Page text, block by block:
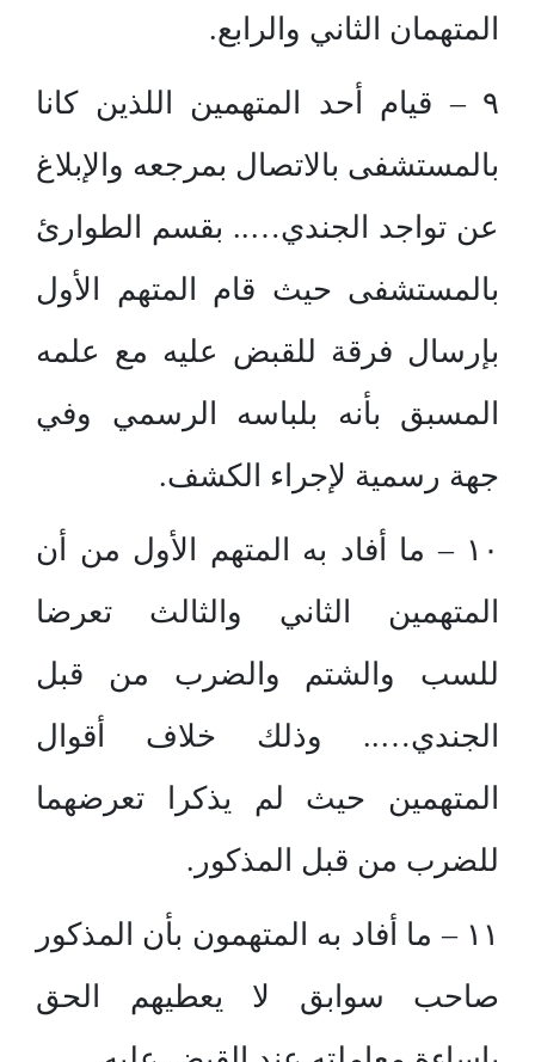
المتهمان الثاني والرابع.
٩ – قيام أحد المتهمين اللذين كانا
بالمستشفى بالاتصال بمرجعه والإبلاغ
عن تواجد الجندي….. بقسم الطوارئ
بالمستشفى حيث قام المتهم الأول
بإرسال فرقة للقبض عليه مع علمه
المسبق بأنه بلباسه الرسمي وفي
جهة رسمية لإجراء الكشف.
١٠ – ما أفاد به المتهم الأول من أن
المتهمين الثاني والثالث تعرضا
للسب والشتم والضرب من قبل
الجندي….. وذلك خلاف أقوال
المتهمين حيث لم يذكرا تعرضهما
للضرب من قبل المذكور.
١١ – ما أفاد به المتهمون بأن المذكور
صاحب سوابق لا يعطيهم الحق